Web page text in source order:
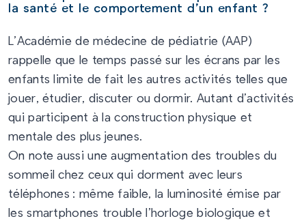
la santé et le comportement d’un enfant ?
L’Académie de médecine de pédiatrie (AAP)
rappelle que le temps passé sur les écrans par les
enfants limite de fait les autres activités telles que
jouer, étudier, discuter ou dormir. Autant d’activités
qui participent à la construction physique et
mentale des plus jeunes.
On note aussi une augmentation des troubles du
sommeil chez ceux qui dorment avec leurs
téléphones : même faible, la luminosité émise par
les smartphones trouble l’horloge biologique et